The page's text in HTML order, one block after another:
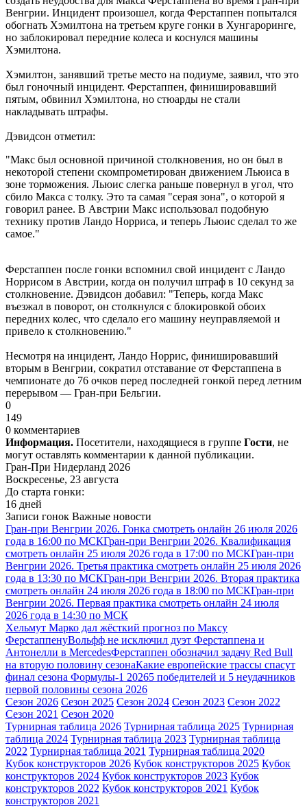
Венгрии. Инцидент произошел, когда Ферстаппен попытался
обогнать Хэмилтона на третьем круге гонки в Хунгароринге,
но заблокировал передние колеса и коснулся машины
Хэмилтона.
Хэмилтон, занявший третье место на подиуме, заявил, что это
был гоночный инцидент. Ферстаппен, финишировавший
пятым, обвинил Хэмилтона, но стюарды не стали
накладывать штрафы.
Дэвидсон отметил:
"Макс был основной причиной столкновения, но он был в
некоторой степени скомпрометирован движением Льюиса в
зоне торможения. Льюис слегка раньше повернул в угол, что
сбило Макса с толку. Это та самая "серая зона", о которой я
говорил ранее. В Австрии Макс использовал подобную
технику против Ландо Норриса, и теперь Льюис сделал то же
самое."
Ферстаппен после гонки вспомнил свой инцидент с Ландо
Норрисом в Австрии, когда он получил штраф в 10 секунд за
столкновение. Дэвидсон добавил: "Теперь, когда Макс
въезжал в поворот, он столкнулся с блокировкой обоих
передних колес, что сделало его машину неуправляемой и
привело к столкновению."
Несмотря на инцидент, Ландо Норрис, финишировавший
вторым в Венгрии, сократил отставание от Ферстаппена в
чемпионате до 76 очков перед последней гонкой перед летним
перерывом — Гран-при Бельгии.
0
149
0 комментариев
Информация. Посетители, находящиеся в группе Гости, не
могут оставлять комментарии к данной публикации.
Гран-При Нидерланд 2026
Воскресенье, 23 августа
До старта гонки:
16 дней
Записи гонок Важные новости
Гран-при Венгрии 2026. Гонка смотреть онлайн 26 июля 2026
года в 16:00 по МСКГран-при Венгрии 2026. Квалификация
смотреть онлайн 25 июля 2026 года в 17:00 по МСКГран-при
Венгрии 2026. Третья практика смотреть онлайн 25 июля 2026
года в 13:30 по МСКГран-при Венгрии 2026. Вторая практика
смотреть онлайн 24 июля 2026 года в 18:00 по МСКГран-при
Венгрии 2026. Первая практика смотреть онлайн 24 июля
2026 года в 14:30 по МСК
Хельмут Марко дал жёсткий прогноз по Максу
ФерстаппенуВольфф не исключил дуэт Ферстаппена и
Антонелли в MercedesФерстаппен обозначил задачу Red Bull
на вторую половину сезонаКакие европейские трассы спасут
финал сезона Формулы-1 20265 победителей и 5 неудачников
первой половины сезона 2026
Сезон 2026 Сезон 2025 Сезон 2024 Сезон 2023 Сезон 2022
Сезон 2021 Сезон 2020
Турнирная таблица 2026 Турнирная таблица 2025 Турнирная
таблица 2024 Турнирная таблица 2023 Турнирная таблица
2022 Турнирная таблица 2021 Турнирная таблица 2020
Кубок конструкторов 2026 Кубок конструкторов 2025 Кубок
конструкторов 2024 Кубок конструкторов 2023 Кубок
конструкторов 2022 Кубок конструкторов 2021 Кубок
конструкторов 2021